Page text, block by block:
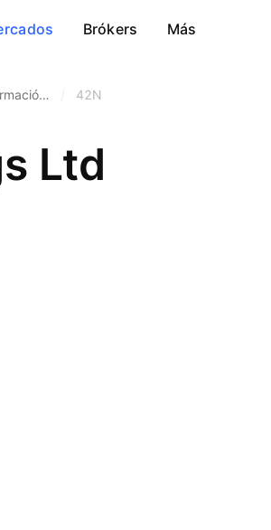
Brókers Más
42N
Ltd